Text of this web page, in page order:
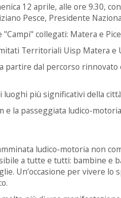
12 aprile, alle ore 9.30,
Pesce, Presidente
collegati: Matera e
Territoriali Uisp Matera e
partire dal percorso rinnovato
più significativi della
e la passeggiata ludico-
ludico-motoria non
a tutte e tutti: bambine e
Un’occasione per vivere lo